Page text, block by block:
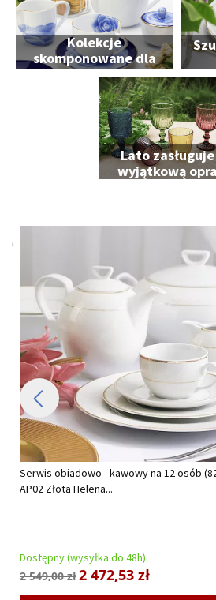
Kolekcje
skomponowane dla
Ciebie
Lato
wyjątkową
Serwis obiadowy na 12 osób (42 el.)
Dostępny (wysyłka do 48h)
699,00 zł664,05 zł